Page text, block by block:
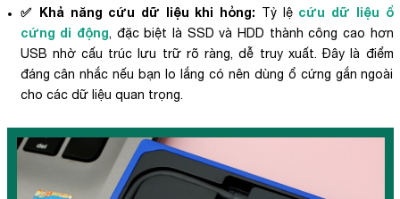
✅ Khả năng cứu dữ liệu khi hỏng: Tỷ lệ cứu dữ liệu ổ
cứng di động, đặc biệt là SSD và HDD thành công cao hơn
USB nhờ cấu trúc lưu trữ rõ ràng, dễ truy xuất. Đây là điểm
đáng cân nhắc nếu bạn lo lắng có nên dùng ổ cứng gắn ngoài
cho các dữ liệu quan trọng.